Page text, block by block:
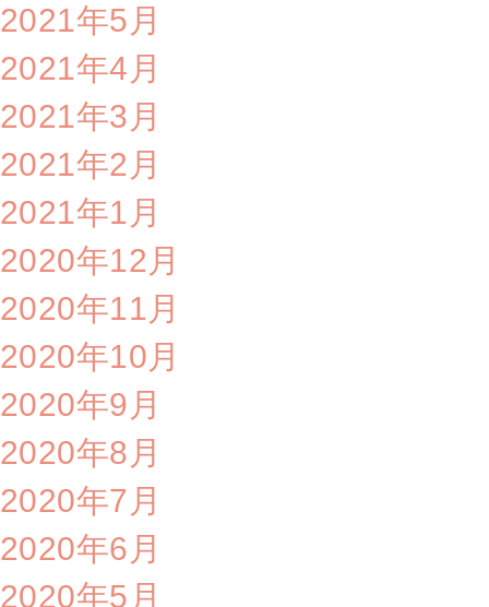
2021年5月
2021年4月
2021年3月
2021年2月
2021年1月
2020年12月
2020年11月
2020年10月
2020年9月
2020年8月
2020年7月
2020年6月
2020年5月